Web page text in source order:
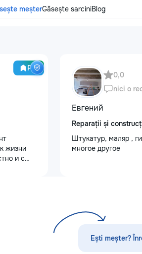
meșterGăsește sarciniBlog
Pro
жизни
и с
0,0
nici o
Евгений
Reparații și
Штукатур, маляр ,
многое другое
Ești meșter?